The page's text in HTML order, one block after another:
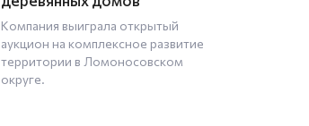
Компания выиграла открытый
аукцион на комплексное развитие
территории в Ломоносовском
округе.